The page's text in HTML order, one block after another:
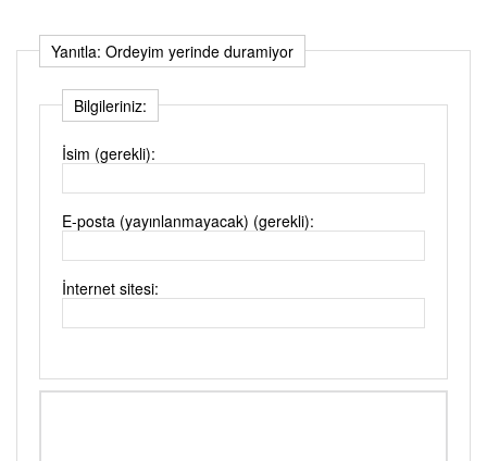
Yanıtla: Ordeyim yerinde duramiyor
Bilgileriniz:
İsim (gerekli):
E-posta (yayınlanmayacak) (gerekli):
İnternet sitesi: